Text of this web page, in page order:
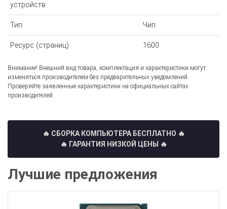
устройств
Тип Чип
Ресурс (страниц) 1600
Внимание! Внешний вид товара, комплектация и характеристики могут
изменяться производителем без предварительных уведомлений.
Проверяйте заявленные характеристики на официальных сайтах
производителей.
🔥 СБОРКА КОМПЬЮТЕРА БЕСПЛАТНО 🔥
🔥 ГАРАНТИЯ НИЗКОЙ ЦЕНЫ 🔥
Лучшие предложения